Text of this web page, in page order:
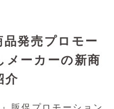
品発売プロモー
ーカーの新商
介